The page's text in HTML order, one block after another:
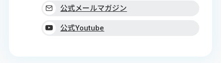
公式メールマガジン
公式Youtube